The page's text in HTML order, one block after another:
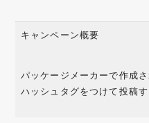
型・手法・技術
インスタントウィン
カ
タン
キャンペーン概要
パッケージメーカーで作成
ハッシュタグをつけて投稿